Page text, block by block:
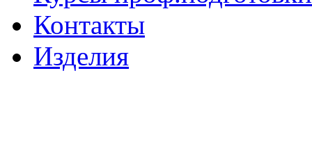
Контакты
Изделия